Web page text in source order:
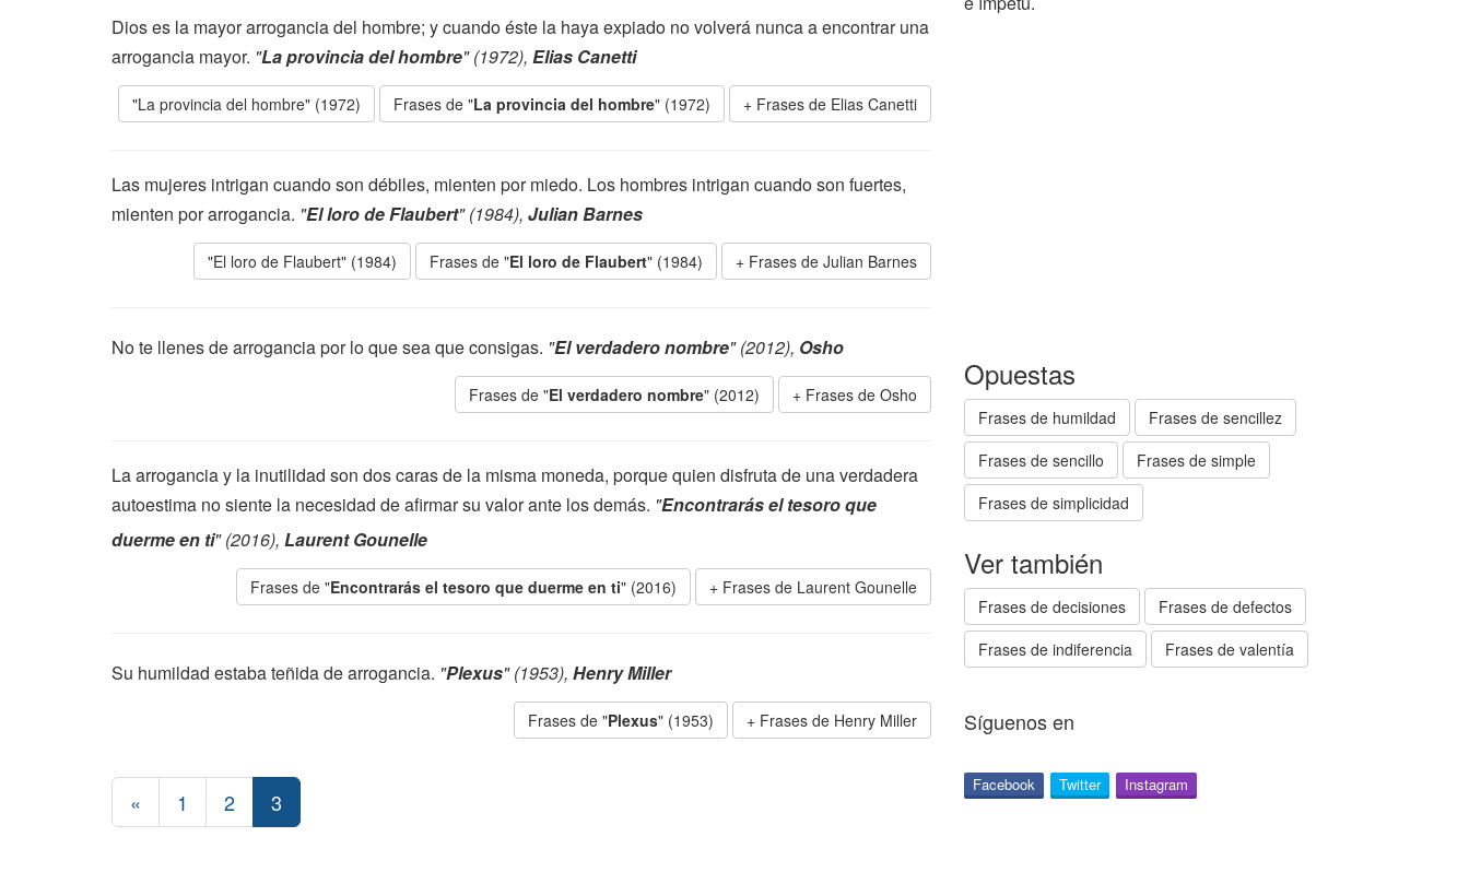
Dios es la mayor arrogancia del hombre; y cuando éste la haya expiado no volverá nunca a encontrar una
arrogancia mayor. "La provincia del hombre" (1972), Elias Canetti
"La provincia del hombre" (1972) Frases de "La provincia del hombre" (1972) Frases de Elias Canetti
Las mujeres intrigan cuando son débiles, mienten por miedo. Los hombres intrigan cuando son fuertes,
mienten por arrogancia. "El loro de Flaubert" (1984), Julian Barnes
"El loro de Flaubert" (1984) Frases de "El loro de Flaubert" (1984) Frases de Julian Barnes
No te llenes de arrogancia por lo que sea que consigas. "El verdadero nombre" (2012), Osho
Frases de "El verdadero nombre" (2012) Frases de Osho
La arrogancia y la inutilidad son dos caras de la misma moneda, porque quien disfruta de una verdadera
autoestima no siente la necesidad de afirmar su valor ante los demás. "Encontrarás el tesoro que
duerme en ti" (2016), Laurent Gounelle
Frases de "Encontrarás el tesoro que duerme en ti" (2016) Frases de Laurent Gounelle
Su humildad estaba teñida de arrogancia. "Plexus" (1953), Henry Miller
Frases de "Plexus" (1953) Frases de Henry Miller
« 1 2 3
Opuestas
Frases de humildad
Frases de sencillez
Frases de sencillo
Frases de simple
Frases de simplicidad
Ver también
Frases de decisiones
Frases de defectos
Frases de indiferencia
Frases de valentía
Síguenos en
Facebook Twitter Instagram